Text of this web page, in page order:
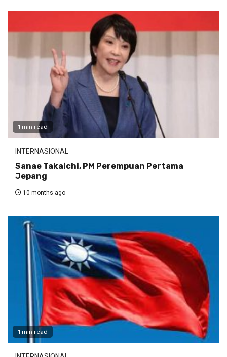
1 min read
INTERNASIONAL
Sanae Takaichi, PM Perempuan Pertama
Jepang
10 months ago
1 min read